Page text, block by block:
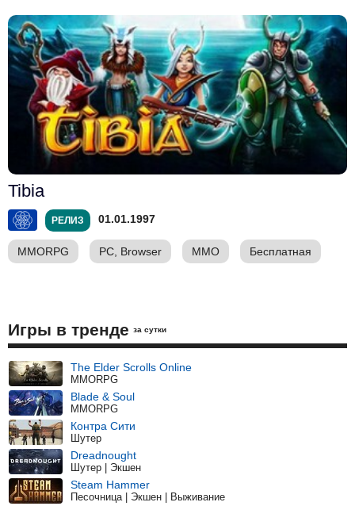
Tibia
РЕЛИЗ 01.01.1997
MMORPG PC, Browser ММО Бесплатная
Игры в тренде за сутки
The Elder Scrolls Online
MMORPG
Blade & Soul
MMORPG
Контра Сити
Шутер
Dreadnought
Шутер | Экшен
Steam Hammer
Песочница | Экшен | Выживание